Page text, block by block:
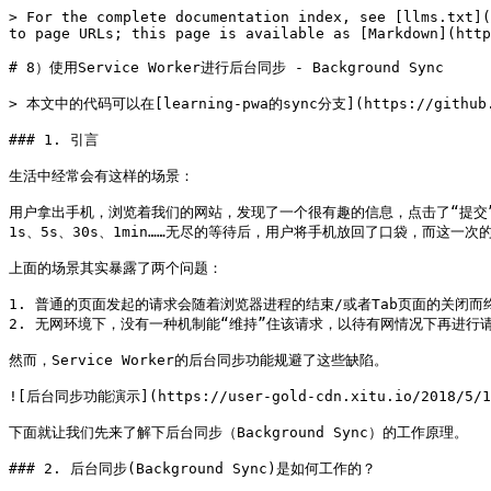
> For the complete documentation index, see [llms.txt](https://pwa.alienzhou.com/llms.txt). Markdown versions of documentation pages are available by appending `.md` to page URLs; this page is available as [Markdown](https://pwa.alienzhou.com/8-shi-yong-service-worker-jin-hang-hou-tai-tong-bu-background-sync.md).

# 8）使用Service Worker进行后台同步 - Background Sync

> 本文中的代码可以在[learning-pwa的sync分支](https://github.com/alienzhou/learning-pwa/tree/sync)上找到（`git clone`后注意切换到sync分支）。

### 1. 引言

生活中经常会有这样的场景：

用户拿出手机，浏览着我们的网站，发现了一个很有趣的信息，点击了“提交”按钮。然而不幸的是，这时用户到了一个网络环境极差的地方，或者是根本没有网络。他能够做的只有看着页面上的提示框和不断旋转的等待小圆圈。1s、5s、30s、1min……无尽的等待后，用户将手机放回了口袋，而这一次的请求也被终止了——由于当下极差的网络终止在了客户端。

上面的场景其实暴露了两个问题：

1. 普通的页面发起的请求会随着浏览器进程的结束/或者Tab页面的关闭而终止；
2. 无网环境下，没有一种机制能“维持”住该请求，以待有网情况下再进行请求。

然而，Service Worker的后台同步功能规避了这些缺陷。

![后台同步功能演示](https://user-gold-cdn.xitu.io/2018/5/13/163598ca174364ed?w=800\&h=499\&f=gif\&s=2269837)

下面就让我们先来了解下后台同步（Background Sync）的工作原理。

### 2. 后台同步(Background Sync)是如何工作的？

后台同步应该算是Service Worker相关功能（API）中比较易于理解与使用的一个。

其大致的流程如下：

![后台同步流程](https://user-gold-cdn.xitu.io/2018/5/13/1635905056b125a7?w=573\&h=129\&f=png\&s=8623)

1. 首先，你需要在Service Worker中监听sync事件；
2. 然后，在浏览器中发起后台同步sync（图中第一步）；
3. 之后，会触发Service Worker的sync事件，在该监听的回调中进行操作，例如向后端发起请求（图中第二步）
4. 最后，可以在Service Worker中对服务端返回的数据进行处理。

由于Service Worker在用户关闭该网站后仍可以运行，因此该流程名为“后台同步”实在是非常贴切。

怎么样，在我们已经有了一定的Service Worker基础之后，后台同步这一功能相比之前的功能，是不是非常易于理解？

### 3. 如何使用后台同步功能？

既然已经理解了该功能的大致流程，那么接下来就让我们来实际操作一下吧。

#### 3.1 client触发sync事件

```javascript
// index.js
navigator.serviceWorker.ready.then(function (registration) {
    var tag = "sample_sync";
    document.getElementById('js-sync-btn').addEventListener('click', function () {
        registration.sync.register(tag).then(function () {
            console.log('后台同步已触发', tag);
        }).catch(function (err) {
            console.log('后台同步触发失败', err);
        });
    });
});
```

由于后台同步功能需要在Service Worker注册完成后触发，因此较好的一个方式是在`navigator.serviceWorker.ready`之后绑定相关操作。例如上面的代码中，我们在ready后绑定了按钮的点击事件。当按钮被点击后，会使用`registration.sync.register()`方法来触发Service Worker的sync事件。

`registration.sync`返回一个[`SyncManager`对象](https://developer.mozilla.org/en-US/docs/Web/API/SyncManager)，其上包含`register`和`getTags`两个方法：

> `register()` Create a new sync registration and return a Promise.
>
> `getTags()` Return a list of developer-defined identifiers for SyncManager registration.

`register()`方法可以注册一个后台同步事件，其中接收的参数`tag`用于作为这个后台同步的唯一标识。

当然，如果想要代码更健壮的话，我们还需要在调用前进行特性检测：

```javascript
// index.js
if ('serviceWorker' in navigator && 'SyncManager' in window) {
    // ……
}
```

#### 3.2 在Service Worker中监听sync事件

当client触发了sync事件后，剩下的就交给Service Worker。理论上此时就不需要client（前端站点）参与了。例如另一个经典场景：用户离开时页面（unload）时在client端触发sync事件，剩下的操作交给Service Worker，Service Worker的操作可以在离开页面后正常进行。

像添加fetch和push事件监听那样，我们可以为Service Worker添加sync事件的监听：

```javascript
// sw.js
self.addEventListener('sync', function (e) {
    // ……
});
```